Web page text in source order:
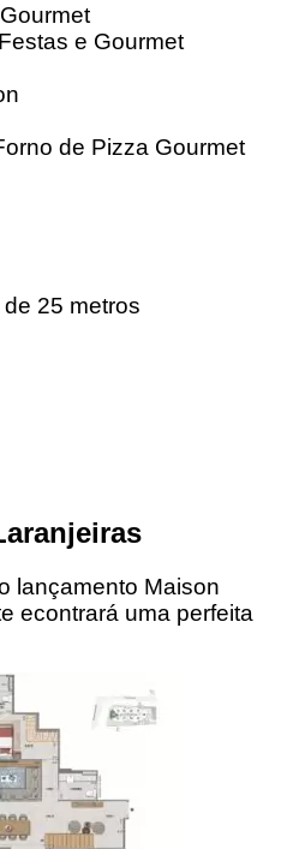
e Gourmet
de Pizza Gourmet
25 metros
lançamento Maison
econtrará uma perfeita